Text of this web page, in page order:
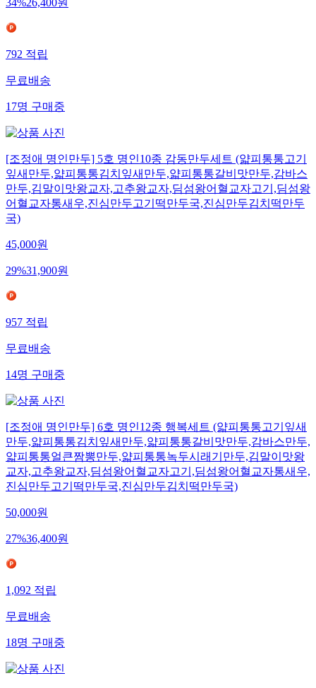
34%26,400원
792적립
무료배송
17명구매중
[조정애 명인만두] 5호 명인10종 감동만두세트 (얇피통통고기
잎새만두,얇피통통김치잎새만두,얇피통통갈비맛만두,감바스
만두,김말이맛왕교자,고추왕교자,딤섬왕어혈교자고기,딤섬왕
어혈교자통새우,진심만두고기떡만두국,진심만두김치떡만두
국)
45,000원
29%31,900원
957적립
무료배송
14명구매중
[조정애 명인만두] 6호 명인12종 행복세트 (얇피통통고기잎새
만두,얇피통통김치잎새만두,얇피통통갈비맛만두,감바스만두,
얇피통통얼큰짬뽕만두,얇피통통녹두시래기만두,김말이맛왕
교자,고추왕교자,딤섬왕어혈교자고기,딤섬왕어혈교자통새우,
진심만두고기떡만두국,진심만두김치떡만두국)
50,000원
27%36,400원
1,092적립
무료배송
18명구매중